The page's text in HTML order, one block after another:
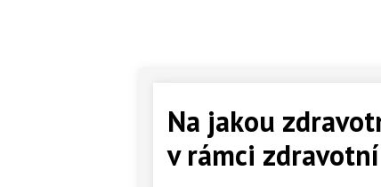
Na jakou
v rámci